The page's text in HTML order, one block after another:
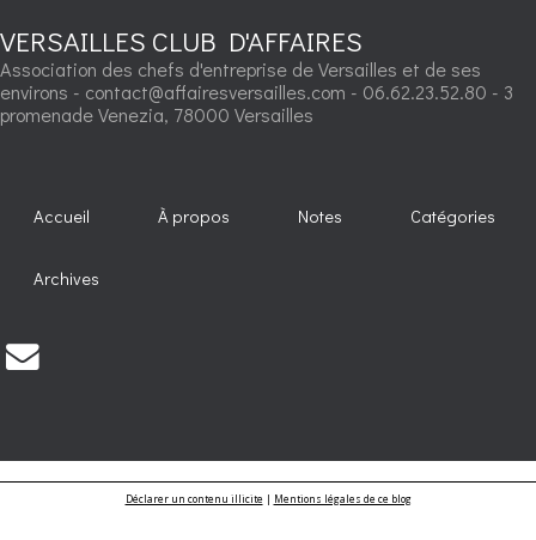
VERSAILLES CLUB D'AFFAIRES
Association des chefs d'entreprise de Versailles et de ses
environs - contact@affairesversailles.com - 06.62.23.52.80 - 3
promenade Venezia, 78000 Versailles
Accueil À propos Notes Catégories
Archives
Déclarer un contenu illicite| Mentions légales de ce blog